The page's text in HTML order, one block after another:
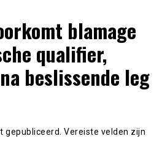
blamage
qualifier,
beslissende leg
Vereiste velden zijn